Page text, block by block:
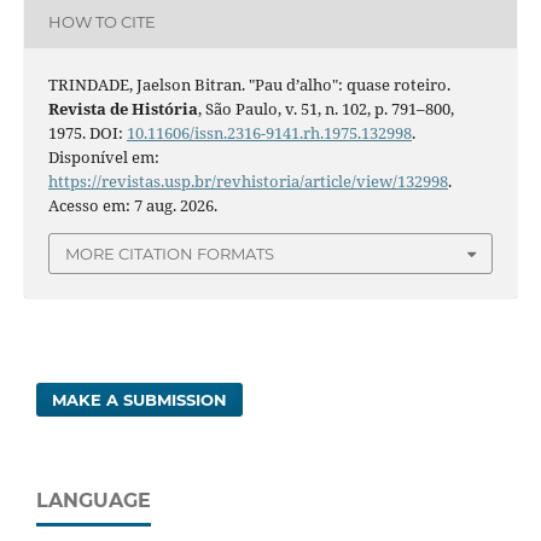
HOW TO CITE
TRINDADE, Jaelson Bitran. "Pau d’alho": quase roteiro.
Revista de História, São Paulo, v. 51, n. 102, p. 791–800,
1975. DOI: 10.11606/issn.2316-9141.rh.1975.132998.
Disponível em:
https://revistas.usp.br/revhistoria/article/view/132998.
Acesso em: 7 aug. 2026.
MORE CITATION FORMATS
MAKE A SUBMISSION
LANGUAGE